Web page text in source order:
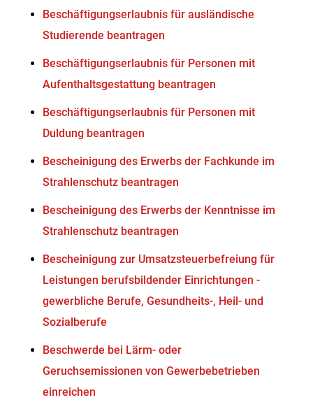
Beschäftigungserlaubnis für ausländische
Studierende beantragen
Beschäftigungserlaubnis für Personen mit
Aufenthaltsgestattung beantragen
Beschäftigungserlaubnis für Personen mit
Duldung beantragen
Bescheinigung des Erwerbs der Fachkunde im
Strahlenschutz beantragen
Bescheinigung des Erwerbs der Kenntnisse im
Strahlenschutz beantragen
Bescheinigung zur Umsatzsteuerbefreiung für
Leistungen berufsbildender Einrichtungen -
gewerbliche Berufe, Gesundheits-, Heil- und
Sozialberufe
Beschwerde bei Lärm- oder
Geruchsemissionen von Gewerbebetrieben
einreichen